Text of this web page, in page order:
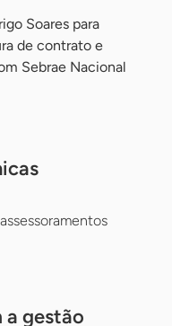
Soares para
de contrato e
Sebrae Nacional
a gestão